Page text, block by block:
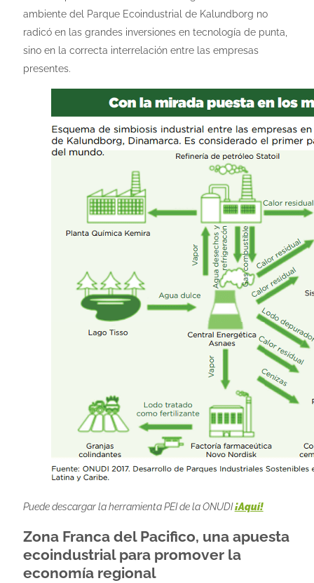
ambiente del Parque Ecoindustrial de Kalundborg no
radicó en las grandes inversiones en tecnología de punta,
sino en la correcta interrelación entre las empresas
presentes.
Puede descargar la herramienta PEI de la ONUDI¡Aquí!
Zona Franca del Pacifico, una apuesta
ecoindustrial para promover la
economía regional